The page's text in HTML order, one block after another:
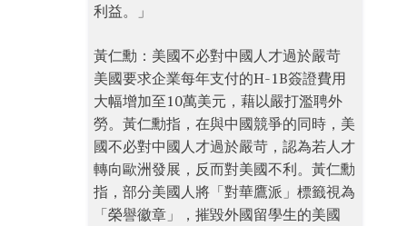
利益。」
黃仁勳：美國不必對中國人才過於嚴苛
美國要求企業每年支付的H-1B簽證費用
大幅增加至10萬美元，藉以嚴打濫聘外
勞。黃仁勳指，在與中國競爭的同時，美
國不必對中國人才過於嚴苛，認為若人才
轉向歐洲發展，反而對美國不利。黃仁勳
指，部分美國人將「對華鷹派」標籤視為
「榮譽徽章」，摧毀外國留學生的美國